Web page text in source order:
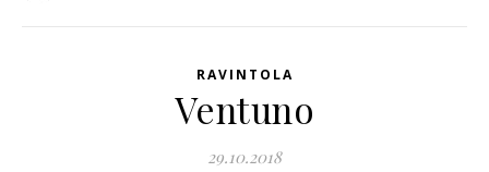
RAVINTOLA
Ventuno
29.10.2018